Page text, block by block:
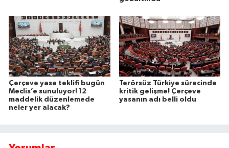
Çerçeve yasa teklifi bugün
Meclis’e sunuluyor! 12
maddelik düzenlemede
neler yer alacak?
Terörsüz Türkiye sürecinde
kritik gelişme! Çerçeve
yasanın adı belli oldu